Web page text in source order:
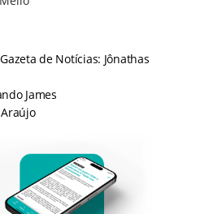
de Notícias: Jônathas
James